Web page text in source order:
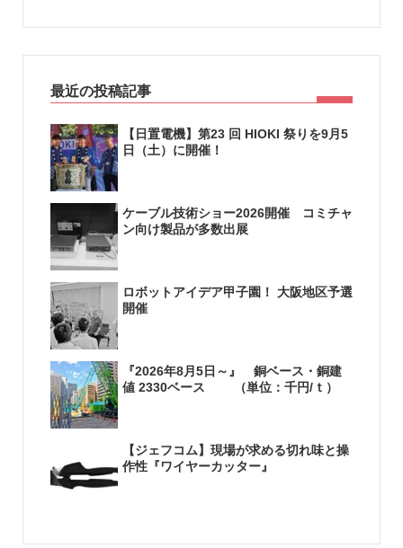
最近の投稿記事
【日置電機】第23 回 HIOKI 祭りを9月5
日（土）に開催！
ケーブル技術ショー2026開催 コミチャ
ン向け製品が多数出展
ロボットアイデア甲子園！ 大阪地区予選
開催
『2026年8月5日～』 銅ベース・銅建
値 2330ベース （単位：千円/ｔ）
【ジェフコム】現場が求める切れ味と操
作性『ワイヤーカッター』